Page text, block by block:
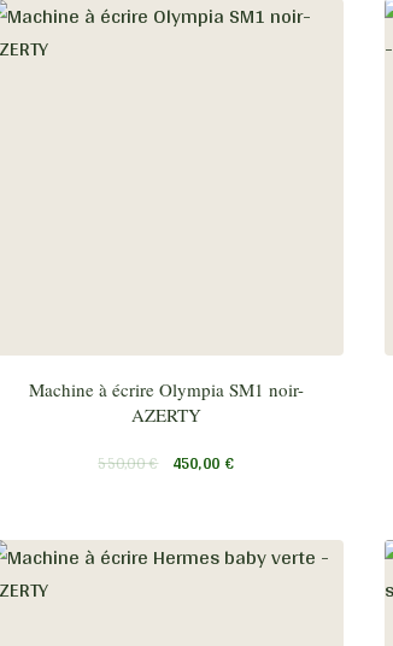
Machine à écrire Olympia SM1 noir-
AZERTY
550,00€ 450,00 €